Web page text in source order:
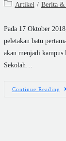
Artikel / Berita &
Pada 17 Oktober
peletakan batu
akan menjadi kampus
Sekolah…
Continue Reading